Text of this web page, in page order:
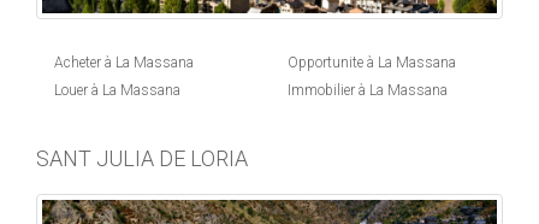
Acheter à La Massana
Louer à La Massana
Opportunite à La Massana
Immobilier à La Massana
SANT JULIA DE LORIA